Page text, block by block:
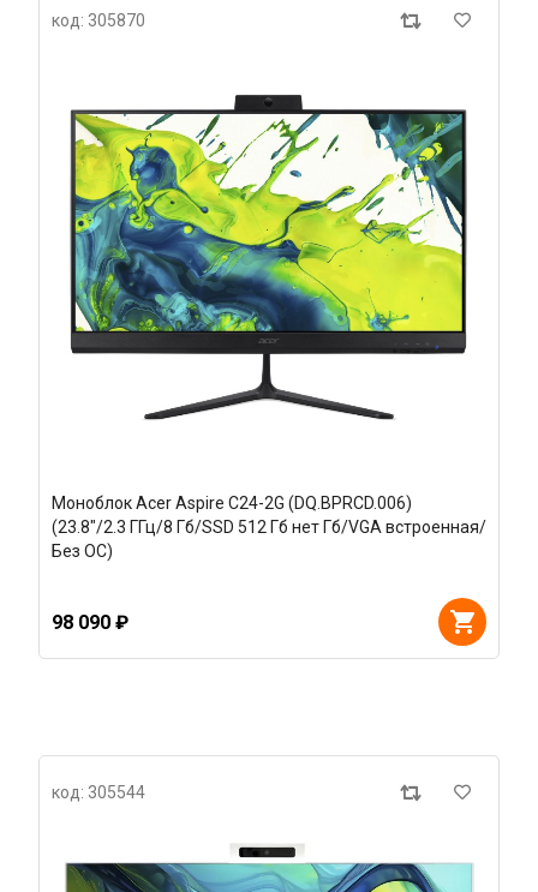
код: 305870
Моноблок Acer Aspire C24-2G (DQ.BPRCD.006)
(23.8"/2.3 ГГц/8 Гб/SSD 512 Гб нет Гб/VGA встроенная/
Без ОС)
98 090 ₽
код: 305544